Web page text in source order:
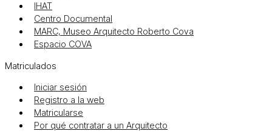
IHAT
Centro Documental
MARC, Museo Arquitecto Roberto Cova
Espacio COVA
Matriculados
Iniciar sesión
Registro a la web
Matricularse
Por qué contratar a un Arquitecto